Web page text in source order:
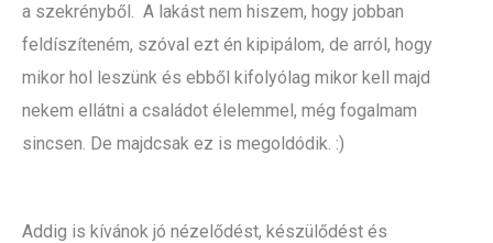
a szekrényből. A lakást nem hiszem, hogy jobban
feldíszíteném, szóval ezt én kipipálom, de arról, hogy
mikor hol leszünk és ebből kifolyólag mikor kell majd
nekem ellátni a családot élelemmel, még fogalmam
sincsen. De majdcsak ez is megoldódik. :)
Addig is kívánok jó nézelődést, készülődést és